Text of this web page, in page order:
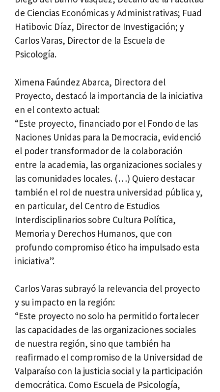
de Ciencias Económicas y Administrativas; Fuad
Hatibovic Díaz, Director de Investigación; y
Carlos Varas, Director de la Escuela de
Psicología.
Ximena Faúndez Abarca, Directora del
Proyecto, destacó la importancia de la iniciativa
en el contexto actual:
“Este proyecto, financiado por el Fondo de las
Naciones Unidas para la Democracia, evidenció
el poder transformador de la colaboración
entre la academia, las organizaciones sociales y
las comunidades locales. (…) Quiero destacar
también el rol de nuestra universidad pública y,
en particular, del Centro de Estudios
Interdisciplinarios sobre Cultura Política,
Memoria y Derechos Humanos, que con
profundo compromiso ético ha impulsado esta
iniciativa”.
Carlos Varas subrayó la relevancia del proyecto
y su impacto en la región:
“Este proyecto no solo ha permitido fortalecer
las capacidades de las organizaciones sociales
de nuestra región, sino que también ha
reafirmado el compromiso de la Universidad de
Valparaíso con la justicia social y la participación
democrática. Como Escuela de Psicología,